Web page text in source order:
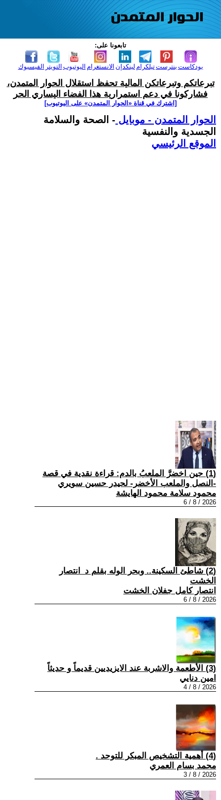
تابعونا على:
الفيسبوك التويتر اليوتيوب الانستغرام لينكدإن تيلكرامبنترست بودكاست
تبرعاتكم وتبرعاتكن المالية تحفظ استقلال الحوار المتمدن،
فشاركونا في دعم استمرارية هذا الفضاء اليساري الحر
[اشترك في قناة ‫«الحوار المتمدن» على اليوتيوب]
الحوار المتمدن - موبايل - الصحة والسلامة
الجسدية والنفسية
الموقع الرئيسي
(1) حين اخضرَّ الملعبُ بالدم: قراءة نقدية في قصة
-النصل والملعب الأخضر- لحيدر حسين سويري
محمود سلامة محمود الهايشة
2026 / 8 / 6
(2) شاطئ السكينة.. وبحر الوله بقلم د_انتصار
الخشت
انتصار كامل جفلان الخشت
2026 / 8 / 6
(3) الأطعمة والاشربة عند الايزيديين قديماً و حديثاً
امين دنايي
2026 / 8 / 4
(4) أهمية التشخيص المبكر للتوحد .
محمد بسام العمري
2026 / 8 / 3